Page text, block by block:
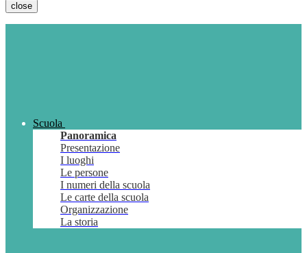
close
Scuola
Panoramica
Presentazione
I luoghi
Le persone
I numeri della scuola
Le carte della scuola
Organizzazione
La storia